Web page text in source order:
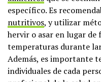
específico. Es
nutritivos, y utilizar
hervir o asar en lugar
temperaturas durante
Además, es importante
individuales de cada